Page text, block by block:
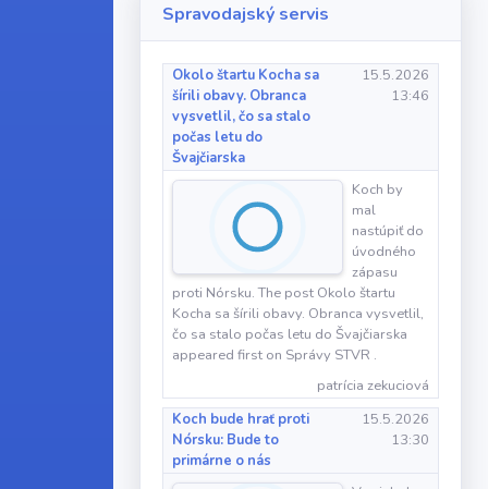
Spravodajský servis
Okolo štartu Kocha sa
šírili obavy. Obranca
vysvetlil, čo sa stalo
počas letu do
Švajčiarska
15.5.2026
13:46
Koch by
mal
nastúpiť do
úvodného
zápasu
proti Nórsku. The post Okolo štartu
Kocha sa šírili obavy. Obranca vysvetlil,
čo sa stalo počas letu do Švajčiarska
appeared first on Správy STVR .
patrícia zekuciová
Koch bude hrať proti
Nórsku: Bude to
primárne o nás
15.5.2026
13:30